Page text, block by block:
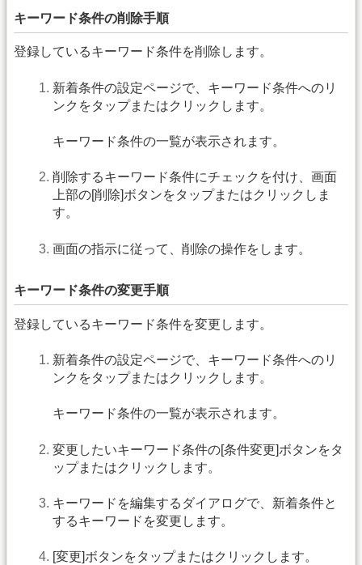
キーワード条件の削除手順
登録しているキーワード条件を削除します。
新着条件の設定ページで、キーワード条件へのリ
ンクをタップまたはクリックします。
キーワード条件の一覧が表示されます。
削除するキーワード条件にチェックを付け、画面
上部の[削除]ボタンをタップまたはクリックしま
す。
画面の指示に従って、削除の操作をします。
キーワード条件の変更手順
登録しているキーワード条件を変更します。
新着条件の設定ページで、キーワード条件へのリ
ンクをタップまたはクリックします。
キーワード条件の一覧が表示されます。
変更したいキーワード条件の[条件変更]ボタンをタ
ップまたはクリックします。
キーワードを編集するダイアログで、新着条件と
するキーワードを変更します。
[変更]ボタンをタップまたはクリックします。